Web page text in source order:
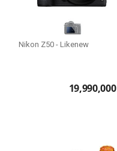
Nikon Z50 - Likenew
19,990,000